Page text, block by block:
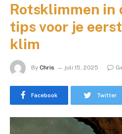
Rotsklimmen in
tips voor je
klim
By Chris juli 15, 2025
Facebook Twitter